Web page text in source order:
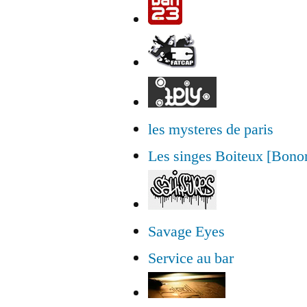
les mysteres de paris
Les singes Boiteux
Savage Eyes
Service au bar